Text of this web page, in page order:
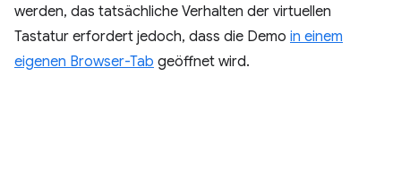
werden, das tatsächliche Verhalten der virtuellen
Tastatur erfordert jedoch, dass die Demo in einem
eigenen Browser-Tab geöffnet wird.